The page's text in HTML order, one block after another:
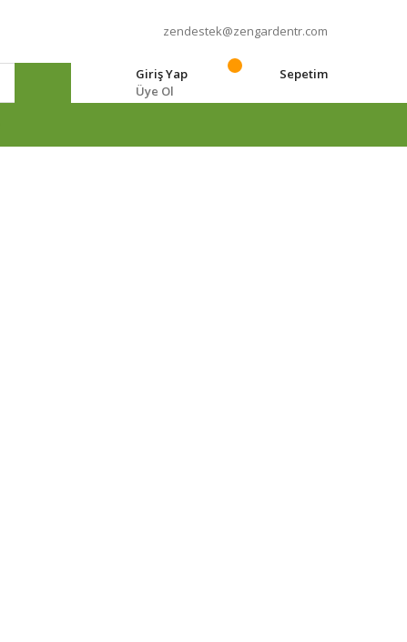
zendestek@zengardentr.com
Giriş Yap
Üye Ol
Sepetim